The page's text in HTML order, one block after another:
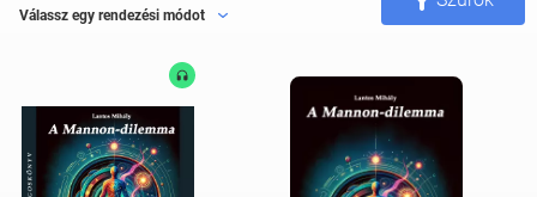
Válassz egy rendezési módot